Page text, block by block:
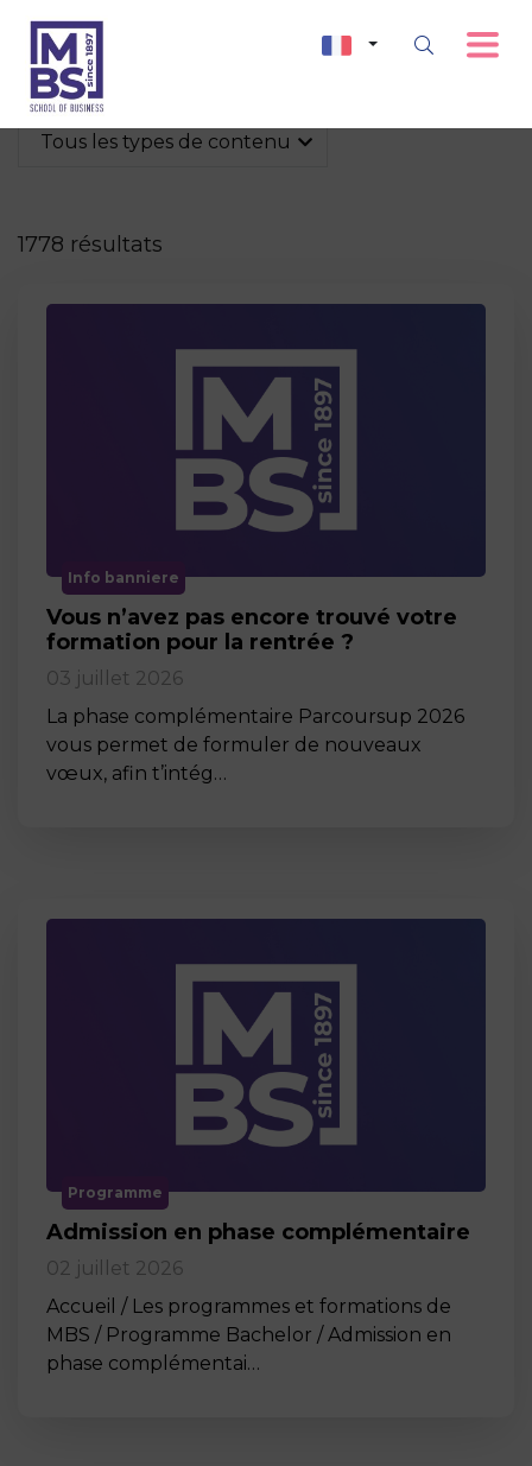
Tous les types de contenu
1778 résultats
Info banniere
Vous n’avez pas encore trouvé votre
formation pour la rentrée ?
03 juillet 2026
La phase complémentaire Parcoursup 2026
vous permet de formuler de nouveaux
vœux, afin t’intég…
Programme
Admission en phase complémentaire
02 juillet 2026
Accueil / Les programmes et formations de
MBS / Programme Bachelor / Admission en
phase complémentai…